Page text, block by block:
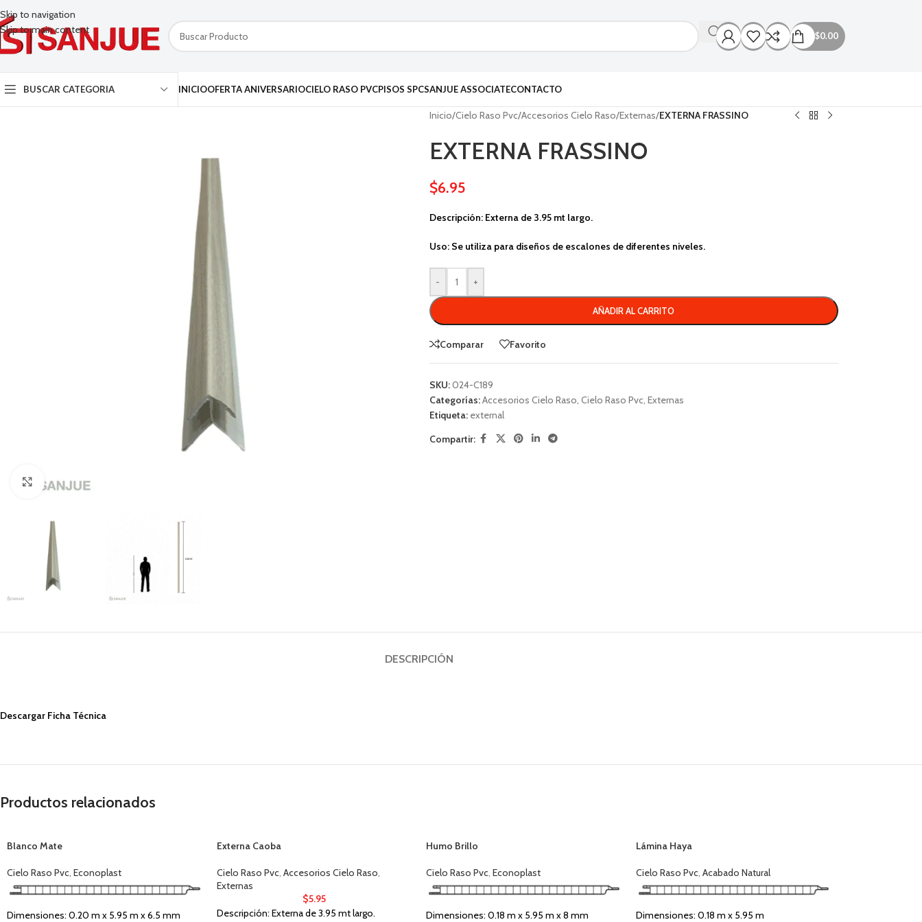
Skip to navigation
Skip to main content
$0.00
BUSCAR CATEGORIA INICIOOFERTA ANIVERSARIOCIELO RASO PVCPISOS SPCSANJUE ASSOCIATECONTACTO
Click to enlarge
Inicio/Cielo Raso Pvc/Accesorios Cielo Raso/Externas/EXTERNA FRASSINO
EXTERNA FRASSINO
$6.95
Descripción: Externa de 3.95 mt largo.
Uso: Se utiliza para diseños de escalones de diferentes niveles.
- +
AÑADIR AL CARRITO
Comparar Favorito
SKU:024-C189
Categorías:Accesorios Cielo Raso, Cielo Raso Pvc, Externas
Etiqueta: external
Compartir:
DESCRIPCIÓN
Descargar Ficha Técnica
Productos relacionados
Blanco Mate
Cielo Raso Pvc, Econoplast
Dimensiones: 0.20 m x 5.95 m x 6.5 mm
Externa Caoba
Cielo Raso Pvc, Accesorios Cielo Raso,
Externas
$5.95
Descripción: Externa de 3.95 mt largo.
Humo Brillo
Cielo Raso Pvc, Econoplast
Dimensiones: 0.18 m x 5.95 m x 8 mm
Lámina Haya
Cielo Raso Pvc, Acabado Natural
Dimensiones: 0.18 m x 5.95 m